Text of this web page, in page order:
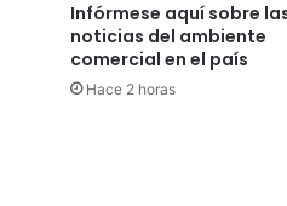
Infórmese aquí sobre
noticias del ambiente
comercial en el país
Hace 2 horas